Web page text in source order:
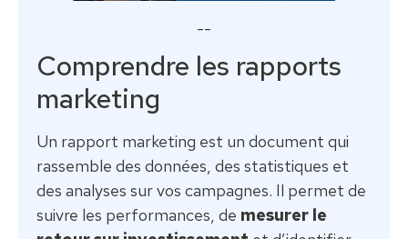
--
Comprendre les rapports
marketing
Un rapport marketing est un document qui
rassemble des données, des statistiques et
des analyses sur vos campagnes. Il permet de
suivre les performances, de mesurer le